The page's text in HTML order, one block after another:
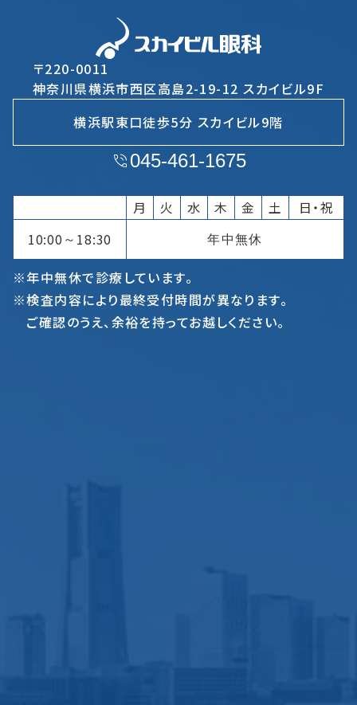
〒220-0011
神奈川県横浜市西区高島2-19-12 スカイビル9F
横浜駅東口徒歩5分 スカイビル9階
045-461-1675
月 火 水 木 金 土
日・祝
10:00 ～ 18:30 年中無休
※年中無休で診療しています。
※検査内容により最終受付時間が異なります。
ご確認のうえ、余裕を持ってお越しください。